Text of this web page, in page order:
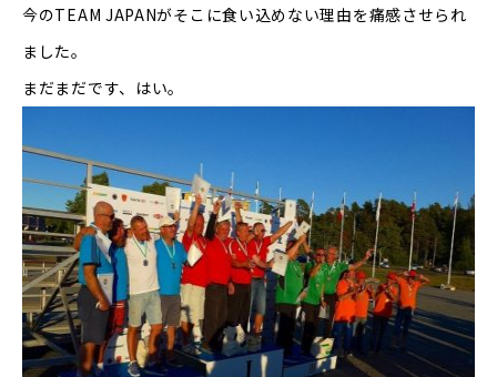
今のTEAM JAPANがそこに食い込めない理由を痛感させられ
ました。
まだまだです、はい。